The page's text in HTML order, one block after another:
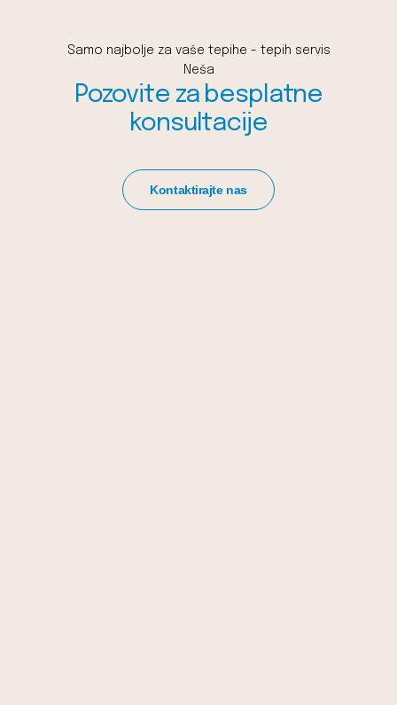
Samo najbolje za vaše tepihe - tepih servis
Neša
Pozovite za besplatne
konsultacije
Kontaktirajte nas